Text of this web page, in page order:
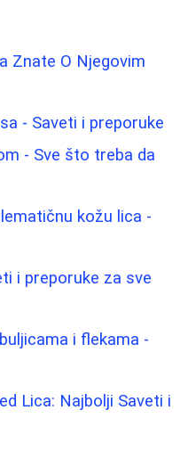
Znate O Njegovim
- Saveti i preporuke
- Sve što treba da
kožu lica -
i preporuke za sve
i flekama -
Lica: Najbolji Saveti i